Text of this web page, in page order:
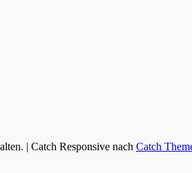
| Catch Responsive nach Catch